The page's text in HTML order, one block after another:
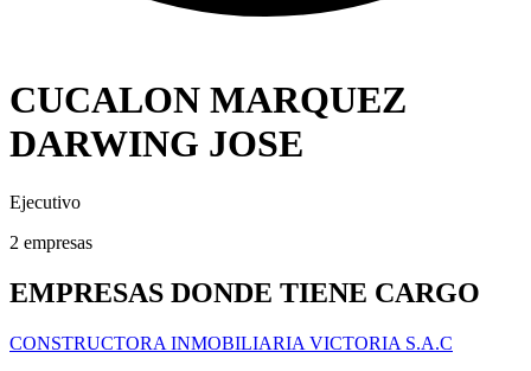
CUCALON MARQUEZ
DARWING JOSE
Ejecutivo
2 empresas
EMPRESAS DONDE TIENE CARGO
CONSTRUCTORA INMOBILIARIA VICTORIA S.A.C